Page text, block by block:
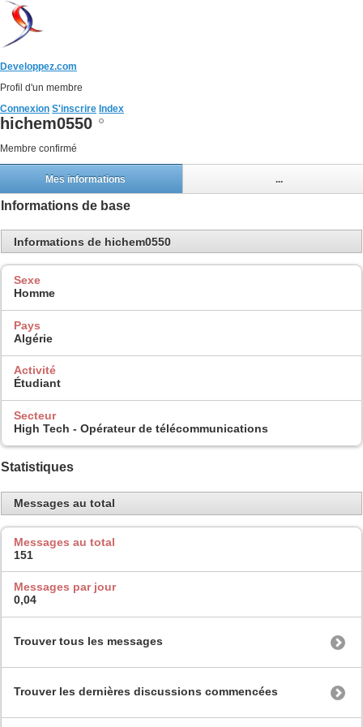
Developpez.com
Profil d'un membre
Connexion S'inscrire Index
hichem0550
Membre confirmé
Mes informations ...
Informations de base
Informations de hichem0550
Sexe
Homme
Pays
Algérie
Activité
Étudiant
Secteur
High Tech - Opérateur de télécommunications
Statistiques
Messages au total
Messages au total
151
Messages par jour
0,04
Trouver tous les messages
Trouver les dernières discussions commencées